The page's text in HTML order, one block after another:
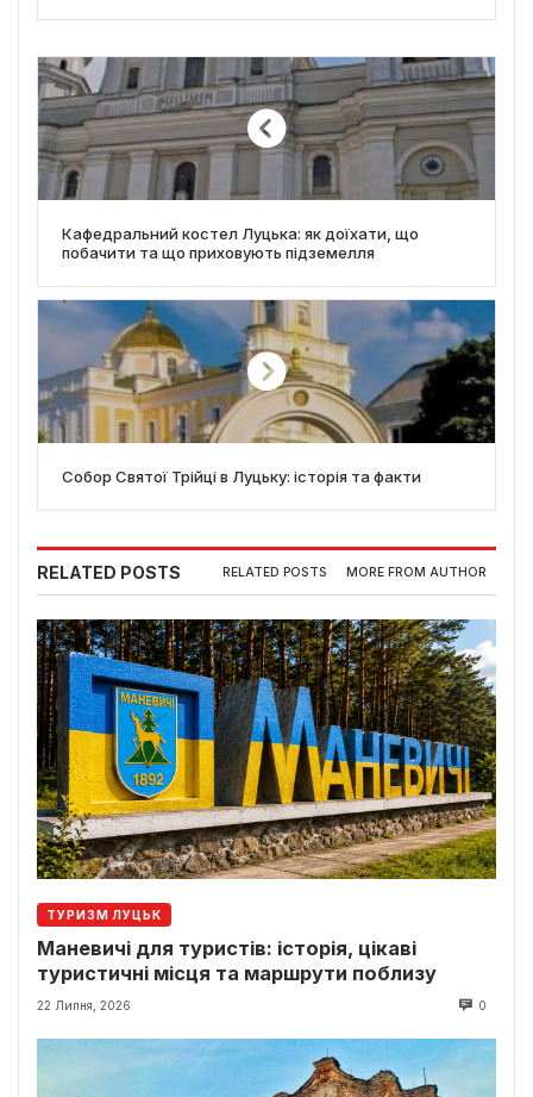
Кафедральний костел Луцька: як доїхати, що
побачити та що приховують підземелля
Собор Святої Трійці в Луцьку: історія та факти
RELATED POSTS RELATED POSTS MORE FROM AUTHOR
ТУРИЗМ ЛУЦЬК
Маневичі для туристів: історія, цікаві
туристичні місця та маршрути поблизу
22 Липня, 2026 0